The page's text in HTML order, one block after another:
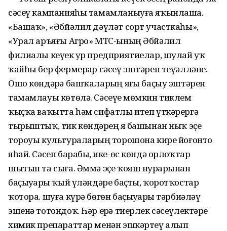
сәсеү кампанияһы тамамланыуға яҡынлаша.
«Башаҡ», «Әбйәлил дәүләт сорт участкаһы»,
«Урал аръяғы Агро» МТС-ының Әбйәлил
филиалы кеүек ҙур предприятиелар, шулай уҡ
ҡайһы бер фермерҙар сәсеү эштәрен теүәлләне.
Ошо көндәрҙә башҡаларҙың яҙғы баҫыу эштәрен
тамамлауы көтөлә. Сәсеүҙе мөмкин тиклем
ҡыҫҡа ваҡытта һәм сифатлы итеп үткәрергә
тырыштыҡ, тик көндәрҙең яҙ башынан ныҡ эҫе
тороуы культураларҙың торошона кире йоғонто
яһай. Сәсеп барабыҙ, ике-өс көндә орлоҡтар
шытып та сыға. Әммә эҫе ҡояш нурҙарынан
баҫыуҙарҙы ҡый үләндәре баҫты, ҡоротҡостар
ҡотора. шуға күрә бөгөн баҫыуҙарҙы тәрбиәләү
эшенә тотондоҡ. Һәр ерҙә тиерлек сәсеүлектәрҙе
химик препараттар менән эшкәртеү алып